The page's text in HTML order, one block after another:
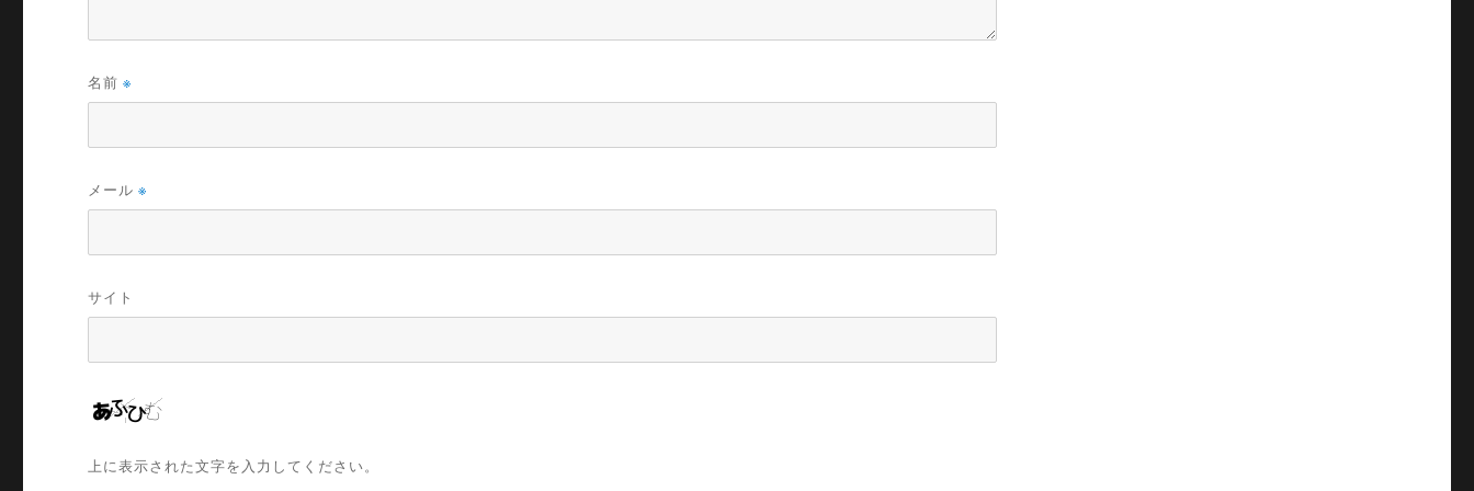
名前※
メール※
サイト
上に表示された文字を入力してください。